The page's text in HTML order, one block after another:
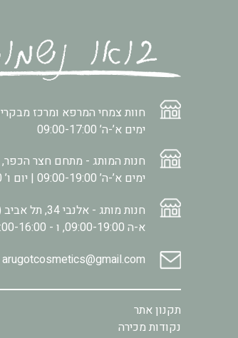
חוות צמחי המרפא ומרכז
ימים א’-ה’ 09:00-17:00
חנות המותג - מתחם חצר הכפר,
ימים א’-ה’ 09:00-19:00 | יום ו’ 09:00-13:00
חנות מותג - אלנבי 34, תל אביב (בתוך מלון ABY) -
א-ה 09:00-19:00, ו - 10:00-16:00
arugotcosmetics@gmail.com
תקנון אתר
נקודות מכירה